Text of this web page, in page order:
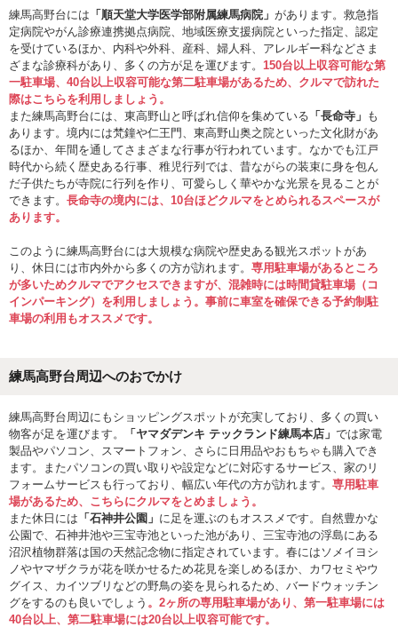
練馬高野台には 「順天堂大学医学部附属練馬病院」 があります。救急指
定病院やがん診療連携拠点病院、地域医療支援病院といった指定、認定
を受けているほか、内科や外科、産科、婦人科、アレルギー科などさま
ざまな診療科があり、多くの方が足を運びます。 150台以上収容可能な第
一駐車場、40台以上収容可能な第二駐車場があるため、クルマで訪れた
際はこちらを利用しましょう。
また練馬高野台には、東高野山と呼ばれ信仰を集めている 「長命寺」 も
あります。境内には梵鐘や仁王門、東高野山奥之院といった文化財があ
るほか、年間を通してさまざまな行事が行われています。なかでも江戸
時代から続く歴史ある行事、稚児行列では、昔ながらの装束に身を包ん
だ子供たちが寺院に行列を作り、可愛らしく華やかな光景を見ることが
できます。 長命寺の境内には、10台ほどクルマをとめられるスペースが
あります。
このように練馬高野台には大規模な病院や歴史ある観光スポットがあ
り、休日には市内外から多くの方が訪れます。 専用駐車場があるところ
が多いためクルマでアクセスできますが、混雑時には時間貸駐車場（コ
インパーキング）を利用しましょう。事前に車室を確保できる予約制駐
車場の利用もオススメです。
練馬高野台周辺へのおでかけ
練馬高野台周辺にもショッピングスポットが充実しており、多くの買い
物客が足を運びます。
「ヤマダデンキ テックランド練馬本店」 では家電
製品やパソコン、スマートフォン、さらに日用品やおもちゃも購入でき
ます。またパソコンの買い取りや設定などに対応するサービス、家のリ
フォームサービスも行っており、幅広い年代の方が訪れます。 専用駐車
場があるため、こちらにクルマをとめましょう。
また休日には 「石神井公園」 に足を運ぶのもオススメです。自然豊かな
公園で、石神井池や三宝寺池といった池があり、三宝寺池の浮島にある
沼沢植物群落は国の天然記念物に指定されています。春にはソメイヨシ
ノやヤマザクラが花を咲かせるため花見を楽しめるほか、カワセミやウ
グイス、カイツブリなどの野鳥の姿を見られるため、バードウォッチン
グをするのも良いでしょう 。2ヶ所の専用駐車場があり、第一駐車場には
40台以上、第二駐車場には20台以上収容可能です。